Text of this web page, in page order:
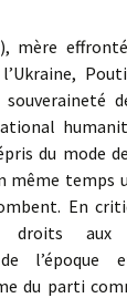
mère
du mode
même temps
En
droits aux
l’époque
du parti